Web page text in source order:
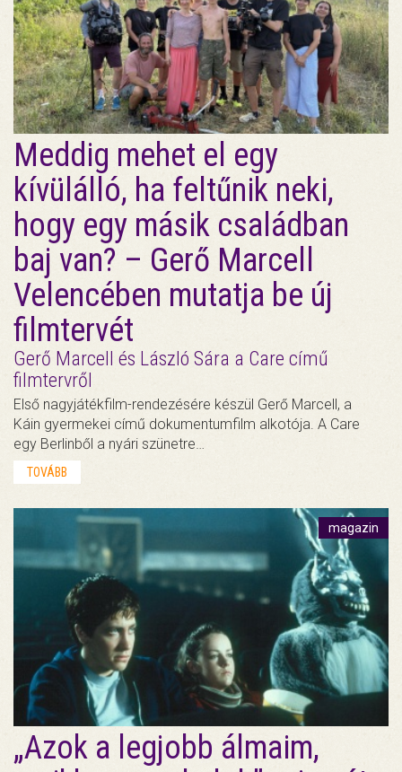
Meddig mehet el egy
kívülálló, ha feltűnik neki,
hogy egy másik családban
baj van? – Gerő Marcell
Velencében mutatja be új
filmtervét
Gerő Marcell és László Sára a Care című
filmtervről
Első nagyjátékfilm-rendezésére készül Gerő Marcell, a
Káin gyermekei című dokumentumfilm alkotója. A Care
egy Berlinből a nyári szünetre…
TOVÁBB
magazin
„Azok a legjobb álmaim,